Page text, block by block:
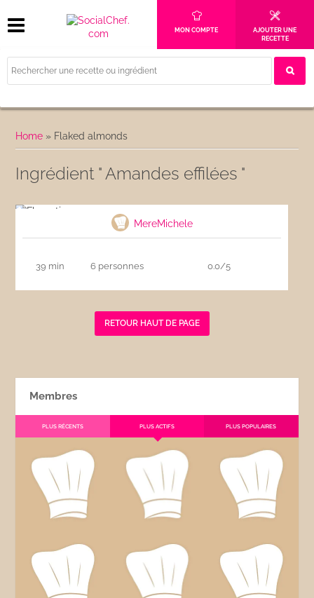
MON COMPTE
AJOUTER UNE
RECETTE
Home » Flaked almonds
Ingrédient " Amandes effilées "
MereMichele
39 min 6 personnes 0.0/5
RETOUR HAUT DE PAGE
Membres
PLUS RÉCENTS PLUS ACTIFS PLUS POPULAIRES